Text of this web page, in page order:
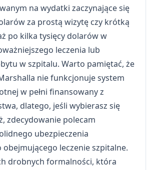
na wydatki zaczynające się
za prostą wizytę czy krótką
po kilka tysięcy dolarów w
leczenia lub
w szpitalu. Warto pamiętać, że
nie funkcjonuje system
w pełni finansowany z
dlatego, jeśli wybierasz się
zdecydowanie polecam
ubezpieczenia
leczenie szpitalne.
drobnych formalności, która